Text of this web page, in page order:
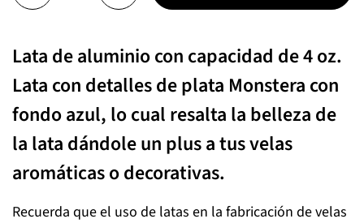
Lata de aluminio con capacidad de 4 oz.
Lata con detalles de plata Monstera con
fondo azul, lo cual resalta la belleza de
la lata dándole un plus a tus velas
aromáticas o decorativas.
Recuerda que el uso de latas en la fabricación de velas